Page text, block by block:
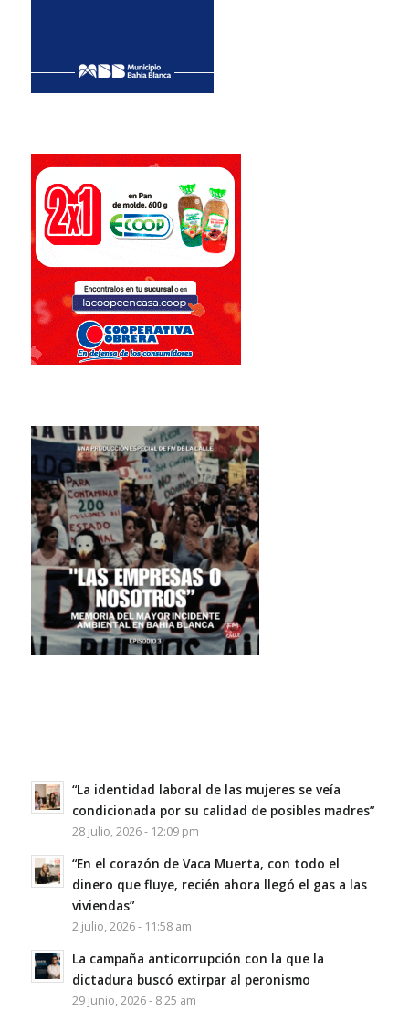
“La identidad laboral de las mujeres se veía
condicionada por su calidad de posibles madres”
28 julio, 2026 - 12:09 pm
“En el corazón de Vaca Muerta, con todo el
dinero que fluye, recién ahora llegó el gas a las
viviendas”
2 julio, 2026 - 11:58 am
La campaña anticorrupción con la que la
dictadura buscó extirpar al peronismo
29 junio, 2026 - 8:25 am